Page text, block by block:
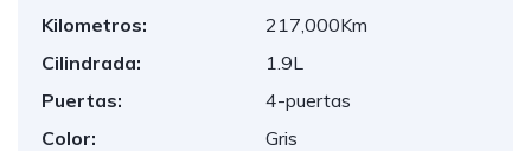
Kilometros:
217,000Km
Cilindrada:
1.9L
Puertas:
4-puertas
Color:
Gris